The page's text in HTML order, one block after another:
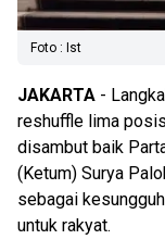
Foto : Ist
JAKARTA -
reshuffle lima
disambut baik
(Ketum) Surya
sebagai
untuk rakyat.